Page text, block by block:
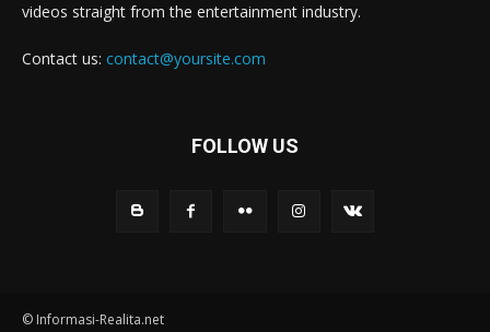
videos straight from the entertainment industry.
Contact us: contact@yoursite.com
FOLLOW US
© Informasi-Realita.net